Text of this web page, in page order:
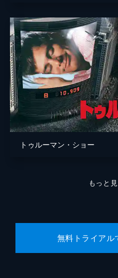
トゥルーマン・ショー
もっと
無料トライアル